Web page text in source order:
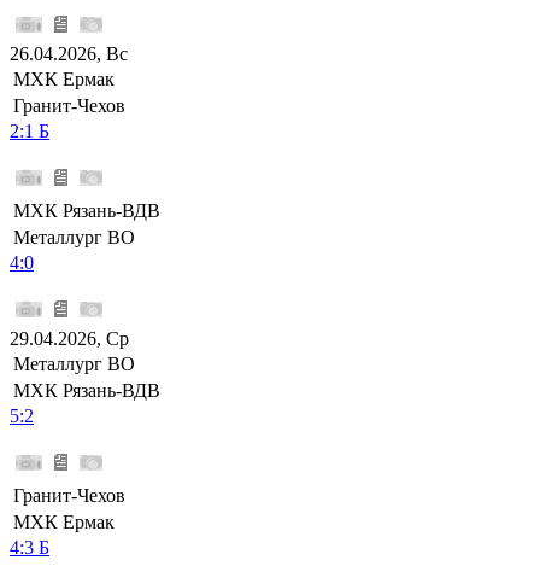
26.04.2026, Вс
МХК Ермак
Гранит-Чехов
2:1 Б
МХК Рязань-ВДВ
Металлург ВО
4:0
29.04.2026, Ср
Металлург ВО
МХК Рязань-ВДВ
5:2
Гранит-Чехов
МХК Ермак
4:3 Б